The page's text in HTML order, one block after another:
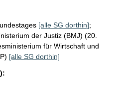
[alle SG dorthin];
der Justiz (BMJ) (20.
für Wirtschaft und
[alle SG dorthin]